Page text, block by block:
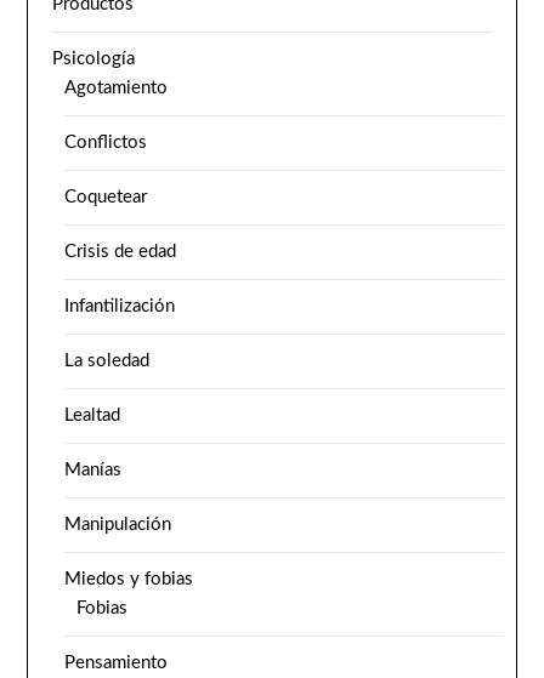
Productos
Psicología
Agotamiento
Conflictos
Coquetear
Crisis de edad
Infantilización
La soledad
Lealtad
Manías
Manipulación
Miedos y fobias
Fobias
Pensamiento